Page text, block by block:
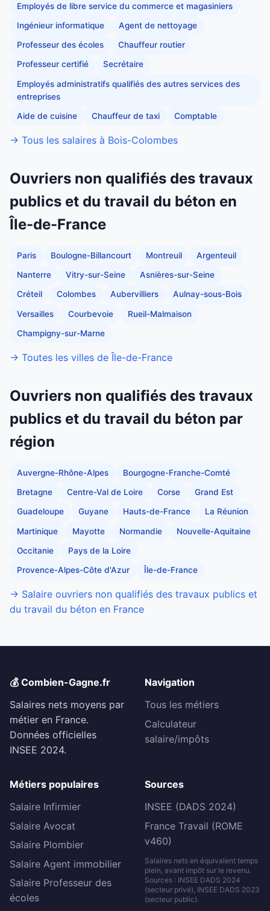
Employés de libre service du commerce et magasiniers
Ingénieur informatique Agent de nettoyage
Professeur des écoles Chauffeur routier
Professeur certifié Secrétaire
Employés administratifs qualifiés des autres services des
entreprises
Aide de cuisine Chauffeur de taxi Comptable
→ Tous les salaires à Bois-Colombes
Ouvriers non qualifiés des travaux
publics et du travail du béton en
Île-de-France
Paris Boulogne-Billancourt Montreuil Argenteuil
Nanterre Vitry-sur-Seine Asnières-sur-Seine
Créteil Colombes Aubervilliers Aulnay-sous-Bois
Versailles Courbevoie Rueil-Malmaison
Champigny-sur-Marne
→ Toutes les villes de Île-de-France
Ouvriers non qualifiés des travaux
publics et du travail du béton par
région
Auvergne-Rhône-Alpes Bourgogne-Franche-Comté
Bretagne Centre-Val de Loire Corse Grand Est
Guadeloupe Guyane Hauts-de-France La Réunion
Martinique Mayotte Normandie Nouvelle-Aquitaine
Occitanie Pays de la Loire
Provence-Alpes-Côte d'Azur Île-de-France
→ Salaire ouvriers non qualifiés des travaux publics et
du travail du béton en France
💰 Combien-Gagne.fr
Salaires nets moyens par
métier en France.
Données officielles
INSEE 2024.
Navigation
Tous les métiers
Calculateur
salaire/impôts
Métiers populaires
Salaire Infirmier
Salaire Avocat
Salaire Plombier
Salaire Agent immobilier
Salaire Professeur des
écoles
Sources
INSEE (DADS 2024)
France Travail (ROME
v460)
Salaires nets en équivalent temps
plein, avant impôt sur le revenu.
Sources : INSEE DADS 2024
(secteur privé), INSEE DADS 2023
(secteur public).